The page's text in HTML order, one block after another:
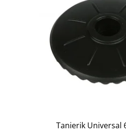
Tanierik Universal